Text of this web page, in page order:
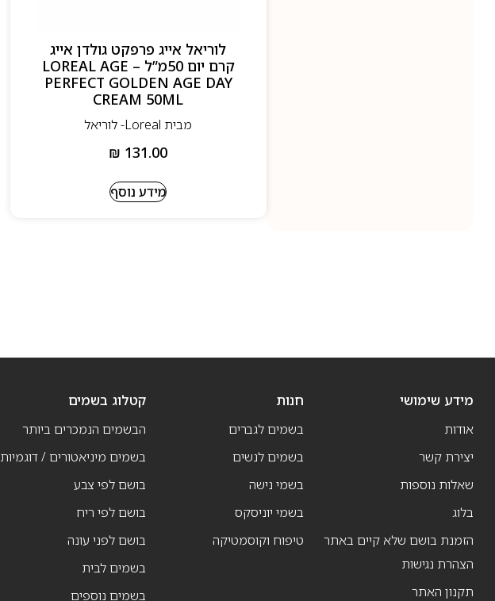
לוריאל אייג פרפקט גולדן אייג
קרם יום 50מ”ל – LOREAL AGE
PERFECT GOLDEN AGE DAY
CREAM 50ML
מבית Loreal- לוריאל
₪ 131.00
מידע נוסף
מידע שימושי
אודות
יצירת קשר
שאלות נוספות
בלוג
הזמנת בושם שלא קיים באתר
הצהרת נגישות
תקנון האתר
חנות
בשמים לגברים
בשמים לנשים
בשמי נישה
בשמי יוניסקס
טיפוח וקוסמטיקה
קטלוג בשמים
הבשמים הנמכרים ביותר
בשמים מיניאטורים / דוגמיות
בושם לפי צבע
בושם לפי ריח
בושם לפני עונה
בשמים לבית
בשמים נוספים